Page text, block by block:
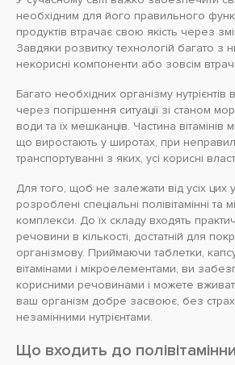
необхідним для його правильного
продуктів втрачає свою якість через
Завдяки розвитку технологій багато з
некорисні компоненти або зовсім
Багато необхідних організму
через погіршення ситуації зі станом
води та їх мешканців. Частина вітамінів
що виростають у широтах, при
транспортуванні з яких, усі корисні
Для того, щоб не залежати від усіх цих
розроблені спеціальні полівітамінні та
комплекси. До їх складу входять
речовини в кількості, достатній для
організмову. Приймаючи таблетки,
вітамінами і мікроелементами, ви
корисними речовинами і можете вживати
ваш організм добре засвоює, без
незамінними нутрієнтами.
Що входить до